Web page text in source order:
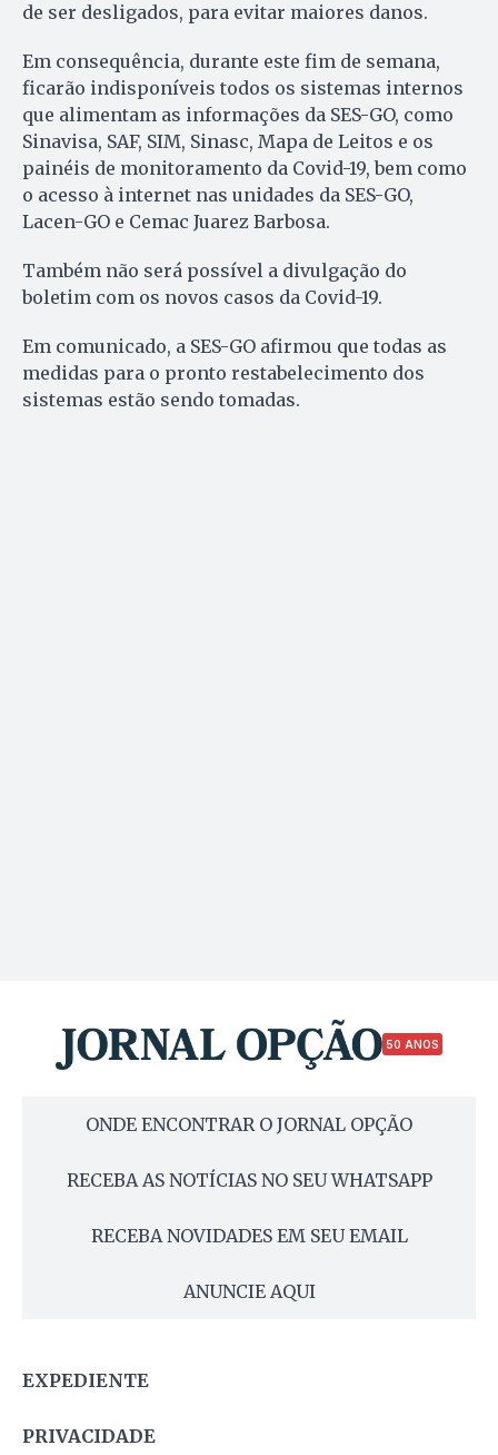
de ser desligados, para evitar maiores danos.
Em consequência, durante este fim de semana,
ficarão indisponíveis todos os sistemas internos
que alimentam as informações da SES-GO, como
Sinavisa, SAF, SIM, Sinasc, Mapa de Leitos e os
painéis de monitoramento da Covid-19, bem como
o acesso à internet nas unidades da SES-GO,
Lacen-GO e Cemac Juarez Barbosa.
Também não será possível a divulgação do
boletim com os novos casos da Covid-19.
Em comunicado, a SES-GO afirmou que todas as
medidas para o pronto restabelecimento dos
sistemas estão sendo tomadas.
50 ANOS
ONDE ENCONTRAR O JORNAL OPÇÃO
RECEBA AS NOTÍCIAS NO SEU WHATSAPP
RECEBA NOVIDADES EM SEU EMAIL
ANUNCIE AQUI
EXPEDIENTE
PRIVACIDADE